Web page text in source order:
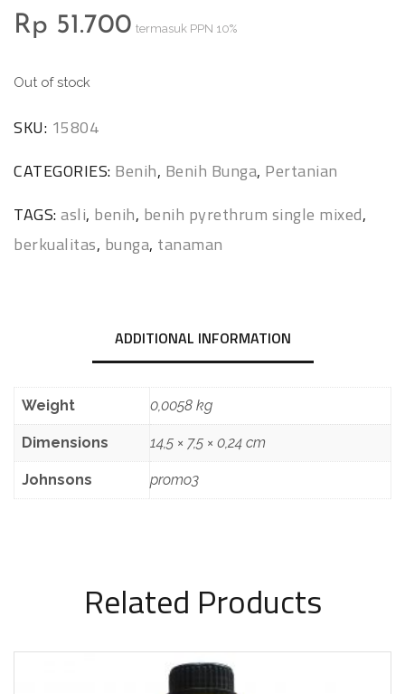
Rp 51.700 termasuk PPN 10%
Out of stock
SKU: 15804
CATEGORIES: Benih, Benih Bunga, Pertanian
TAGS:asli, benih, benih pyrethrum single mixed,
berkualitas, bunga, tanaman
ADDITIONAL INFORMATION
Weight 0,0058 kg
Dimensions 14,5 × 7,5 × 0,24 cm
Johnsons promo3
Related Products